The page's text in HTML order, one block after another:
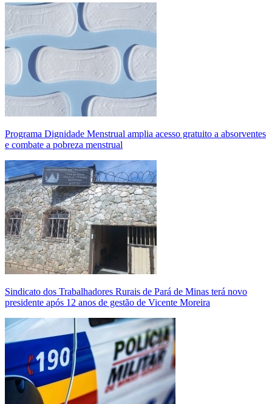
Programa Dignidade Menstrual amplia acesso gratuito a absorventes
e combate a pobreza menstrual
Sindicato dos Trabalhadores Rurais de Pará de Minas terá novo
presidente após 12 anos de gestão de Vicente Moreira